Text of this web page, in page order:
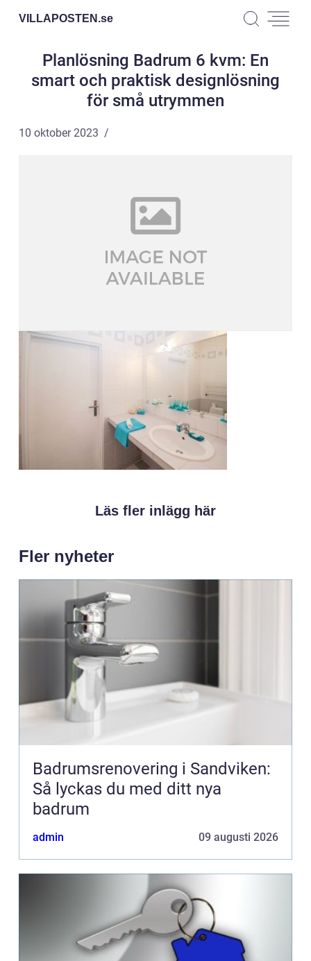
VILLAPOSTEN.se
Planlösning Badrum 6 kvm: En
smart och praktisk designlösning
för små utrymmen
10 oktober 2023
Läs fler inlägg här
Fler nyheter
Badrumsrenovering i Sandviken:
Så lyckas du med ditt nya
badrum
admin 09 augusti 2026